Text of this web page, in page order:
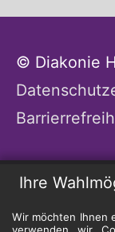
Ihre
Wir möchten Ihnen
verwenden wir
© Diakonie